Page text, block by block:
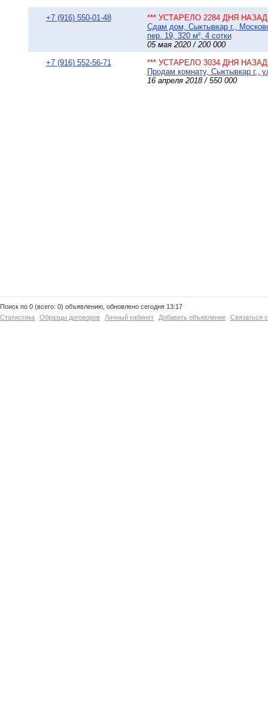
+7 (916) 550-01-48
*** УСТАРЕЛО 2284 ДНЯ НАЗАД
Сдам дом, Сыктывкар г.,
пер. 19, 320 м², 4 сотки
05 мая 2020 / 200 000
+7 (916) 552-56-71
*** УСТАРЕЛО 3034 ДНЯ НАЗАД
Продам комнату, Сыктывкар г.,
16 апреля 2018 / 550 000
Поиск по 0 (всего: 0) объявлению, обновлено сегодня 13:17
Статистика
Образцы договоров Личный кабинет Добавить объявление Связаться